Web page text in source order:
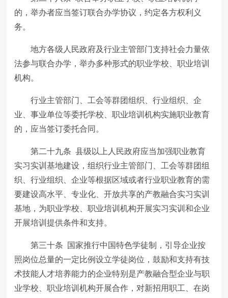
的，举办者应当签订联合办学协议，约定各方权利义
务。
地方各级人民政府及行业主管部门支持社会力量依
法参与联合办学，举办多种形式的职业学校、职业培训
机构。
行业主管部门、工会等群团组织、行业组织、企
业、事业单位等委托学校、职业培训机构实施职业教育
的，应当签订委托合同。
第二十九条 县级以上人民政府应当加强职业教育
实习实训基地建设，组织行业主管部门、工会等群团组
织、行业组织、企业等根据区域或者行业职业教育的需
要建设高水平、专业化、开放共享的产教融合实习实训
基地，为职业学校、职业培训机构开展实习实训和企业
开展培训提供条件和支持。
第三十条 国家推行中国特色学徒制，引导企业按
照岗位总量的一定比例设立学徒岗位，鼓励和支持有技
术技能人才培养能力的企业特别是产教融合型企业与职
业学校、职业培训机构开展合作，对新招用职工、在岗